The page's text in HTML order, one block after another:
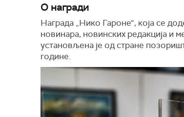
О награди
Награда „Нико Гароне“, која се
новинара, новинских редакција и
установљена је од стране
године.